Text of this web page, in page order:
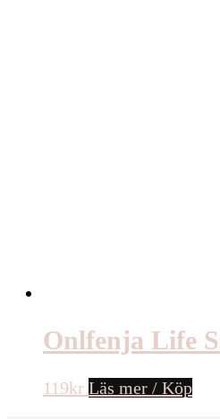
Onlfenja Life
119kr Läs mer / Köp